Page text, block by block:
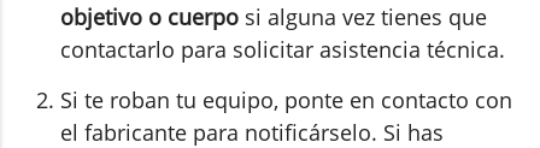
objetivo o cuerpo si alguna vez tienes que
contactarlo para solicitar asistencia técnica.
Si te roban tu equipo, ponte en contacto con
el fabricante para notificárselo. Si has